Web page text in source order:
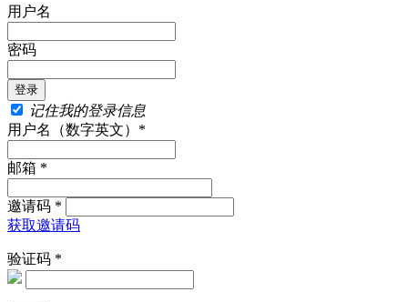
用户名
密码
记住我的登录信息
用户名（数字英文）*
邮箱 *
邀请码 *
获取邀请码
验证码 *